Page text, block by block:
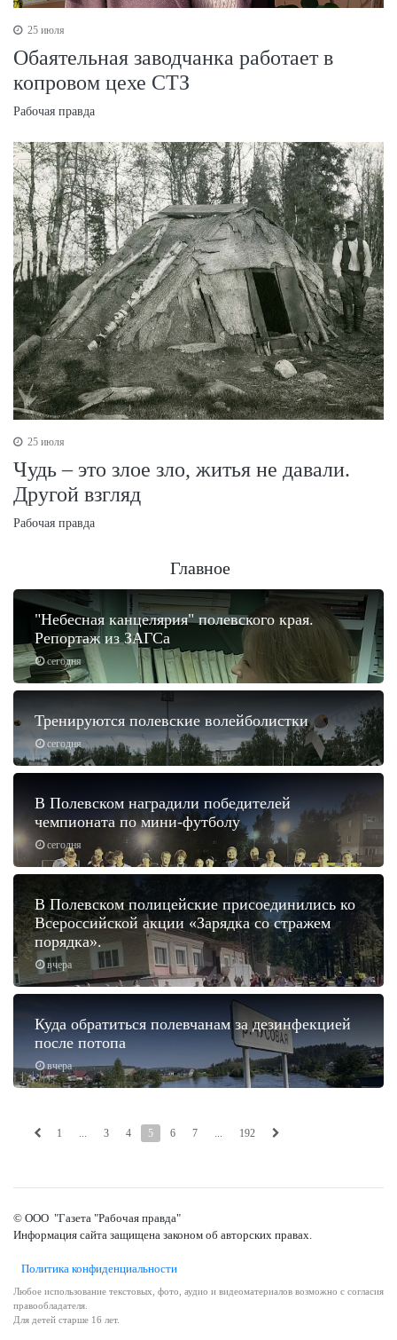
25 июля
Обаятельная заводчанка работает в
копровом цехе СТЗ
Рабочая правда
25 июля
Чудь – это злое зло, житья не давали.
Другой взгляд
Рабочая правда
Главное
сегодня
"Небесная канцелярия" полевского края.
Репортаж из ЗАГСа
сегодня
Тренируются полевские волейболистки
сегодня
В Полевском наградили победителей
чемпионата по мини-футболу
вчера
В Полевском полицейские присоединились ко
Всероссийской акции «Зарядка со стражем
порядка».
вчера
Куда обратиться полевчанам за дезинфекцией
после потопа
1 ... 3 4 5 6 7 ... 192
© ООО "Газета "Рабочая правда"
Информация сайта защищена законом об авторских правах.
Политика конфиденциальности
Любое использование текстовых, фото, аудио и видеоматериалов возможно с согласия
правообладателя.
Для детей старше 16 лет.